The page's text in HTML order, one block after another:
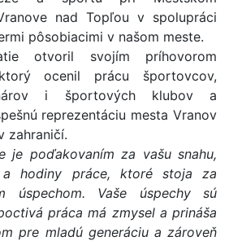
nad Topľou v spolupráci
pôsobiacimi v našom meste.
otvoril svojím príhovorom
ocenil prácu športovcov,
i športových klubov a
reprezentáciu mesta Vranov
zahraničí.
je poďakovaním za vašu snahu,
a hodiny práce, ktoré stoja za
úspechom. Vaše úspechy sú
práca má zmysel a prináša
pre mladú generáciu a zároveň